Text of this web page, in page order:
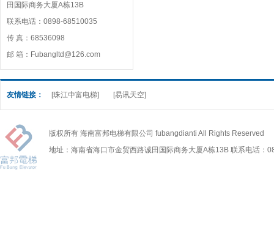
田国际商务大厦A栋13B
联系电话：0898-68510035
传 真：68536098
邮 箱：Fubangltd@126.com
友情链接： [珠江中富电梯] [易讯天空]
版权所有 海南富邦电梯有限公司 fubangdianti All Rights Reserved
地址：海南省海口市金贸西路诚田国际商务大厦A栋13B 联系电话